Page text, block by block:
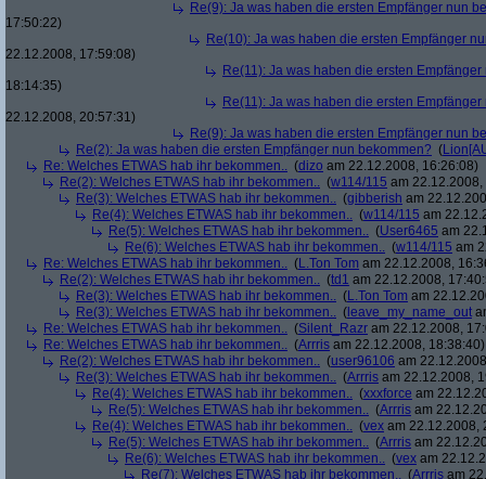
Re(9): Ja was haben die ersten Empfänger nun
17:50:22)
Re(10): Ja was haben die ersten Empfänger
22.12.2008, 17:59:08)
Re(11): Ja was haben die ersten
18:14:35)
Re(11): Ja was haben die ersten
22.12.2008, 20:57:31)
Re(9): Ja was haben die ersten Empfänger nun
Re(2): Ja was haben die ersten Empfänger nun bekommen? (
Re: Welches ETWAS hab ihr bekommen.. (dizo am 22.12.2008, 16:26:08)
Re(2): Welches ETWAS hab ihr bekommen.. (w114/115 am
Re(3): Welches ETWAS hab ihr bekommen.. (gibberish am
Re(4): Welches ETWAS hab ihr bekommen.. (w114/115 am
Re(5): Welches ETWAS hab ihr bekommen.. (User6465 am
Re(6): Welches ETWAS hab ihr bekommen.. (w114/115 am
Re: Welches ETWAS hab ihr bekommen.. (L.Ton Tom am 22.12.2008,
Re(2): Welches ETWAS hab ihr bekommen.. (td1 am 22.12.2008,
Re(3): Welches ETWAS hab ihr bekommen.. (L.Ton Tom am
Re(3): Welches ETWAS hab ihr bekommen.. ( leave_my_name_out
Re: Welches ETWAS hab ihr bekommen.. (Silent_Razr am 22.12.2008,
Re: Welches ETWAS hab ihr bekommen.. (Arrris am 22.12.2008, 18:38:40)
Re(2): Welches ETWAS hab ihr bekommen.. (user96106 am
Re(3): Welches ETWAS hab ihr bekommen.. (Arrris am 22.12.2008,
Re(4): Welches ETWAS hab ihr bekommen.. (xxxforce am
Re(5): Welches ETWAS hab ihr bekommen.. (Arrris am
Re(4): Welches ETWAS hab ihr bekommen.. (vex am 22.12.2008,
Re(5): Welches ETWAS hab ihr bekommen.. (Arrris am
Re(6): Welches ETWAS hab ihr bekommen.. (vex am
Re(7): Welches ETWAS hab ihr bekommen.. (Arrris am